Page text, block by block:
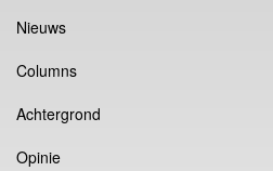
Nieuws
Columns
Achtergrond
Opinie